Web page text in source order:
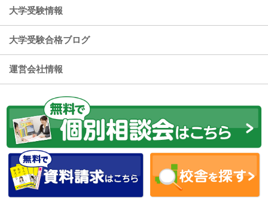
大学受験情報
大学受験合格ブログ
運営会社情報